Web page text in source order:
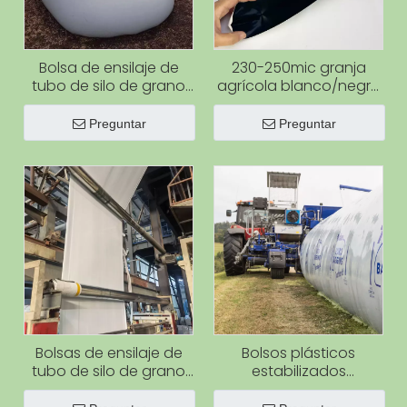
Bolsa de ensilaje de
tubo de silo de grano
de plástico
estabilizado
ultravioleta para bolsa
almacenamiento
agrícola
Preguntar
230-250mic granja
agrícola blanco/negro
cubierta de tubo de
ensilaje de plástico
bolsa de silo bolsa de
almacenamiento de
grano
Preguntar
Bolsas de ensilaje de
tubo de silo de grano
de plástico
Bolsos plásticos
estabilizados
ultravioleta del ensilaje